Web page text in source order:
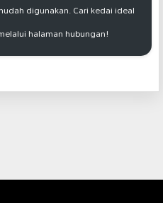
digunakan. Cari kedai ideal
halaman hubungan!